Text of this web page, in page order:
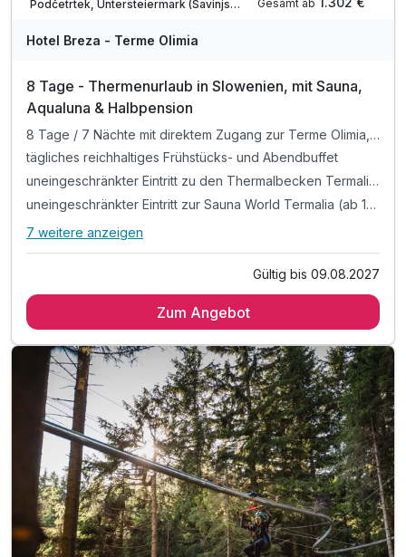
die Dauer des Aufenthaltes
Podčetrtek, Untersteiermark (Savinjska)
Gesamt ab
Hotel Breza - Terme Olimia
8 Tage - Thermenurlaub in Slowenien, mit Sauna,
Aqualuna & Halbpension
8 Tage / 7 Nächte mit direktem Zugang zur Terme Olimia, kombiniert mit Ruhe, Natur und Gesundheitskompetenz
tägliches reichhaltiges Frühstücks- und Abendbuffet
uneingeschränkter Eintritt zu den Thermalbecken Termalia Relax
uneingeschränkter Eintritt zur Sauna World Termalia (ab 15 Jahren)
Alle Inklusivleistungen
kombiniert mit Ruhe, Natur und Gesundheitskompetenz
tägliches reichhaltiges Frühstücks- und Abendbuffet
uneingeschränkter Eintritt zu den Thermalbecken Termalia
Relax
uneingeschränkter Eintritt zur Sauna World Termalia (ab 15
Jahren)
inkl. Nachtschwimmen in den Termalia Relax Pools (Freitag
& Samstag)
uneingeschränkter Eintritt zum Thermal Park Aqualuna*
täglich Thermal-Trinkwasser am Zimmer
inkl. Wellness Tasche (Bademantel & Badehandtuch) für
Ihren Aufenthalt
7 weitere anzeigen
Gültig bis 09.08.2027
Zum Angebot